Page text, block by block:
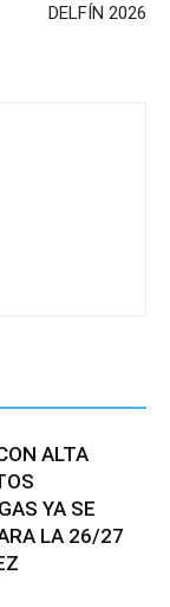
DELFÍN 2026
ALTA
YA SE
LA 26/27